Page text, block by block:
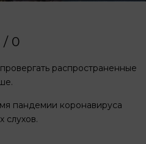
/ 0
распространенные
пандемии коронавируса
слухов.